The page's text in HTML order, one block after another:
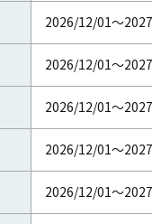
2026/12/01～
2026/12/01～
2026/12/01～
2026/12/01～
2026/12/01～